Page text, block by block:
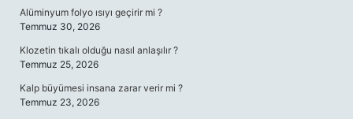
Alüminyum folyo ısıyı geçirir mi ?
Temmuz 30, 2026
Klozetin tıkalı olduğu nasıl anlaşılır ?
Temmuz 25, 2026
Kalp büyümesi insana zarar verir mi ?
Temmuz 23, 2026